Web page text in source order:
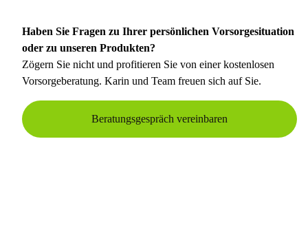
Haben Sie Fragen zu Ihrer persönlichen Vorsorgesituation
oder zu unseren Produkten?
Zögern Sie nicht und profitieren Sie von einer kostenlosen
Vorsorgeberatung. Karin und Team freuen sich auf Sie.
Beratungsgespräch vereinbaren